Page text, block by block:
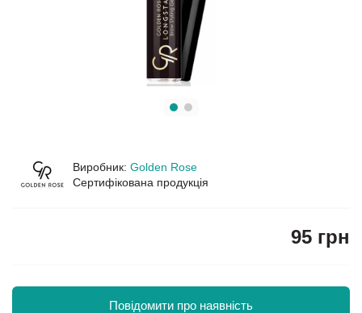
Виробник: Golden Rose
Сертифікована продукція
95 грн
Повідомити про наявність